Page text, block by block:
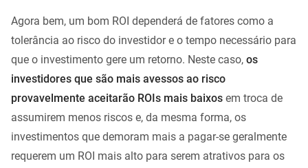
Agora bem, um bom ROI dependerá de fatores como a
tolerância ao risco do investidor e o tempo necessário para
que o investimento gere um retorno. Neste caso, os
investidores que são mais avessos ao risco
provavelmente aceitarão ROIs mais baixos em troca de
assumirem menos riscos e, da mesma forma, os
investimentos que demoram mais a pagar-se geralmente
requerem um ROI mais alto para serem atrativos para os